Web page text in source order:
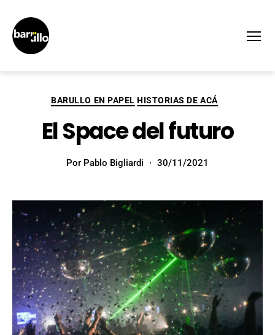
BARULLO EN PAPEL HISTORIAS DE ACÁ
El Space del futuro
Por Pablo Bigliardi 30/11/2021